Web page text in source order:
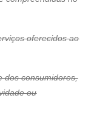
oferecidos ao
dos consumidores,
ou